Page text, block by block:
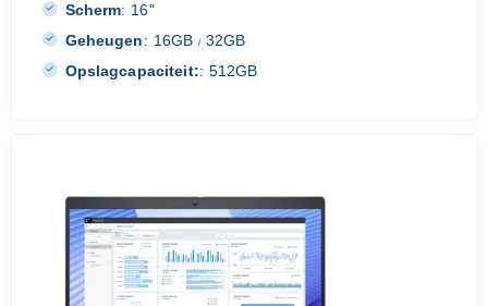
Scherm: 16"
Geheugen: 16GB/ 32GB
Opslagcapaciteit:: 512GB